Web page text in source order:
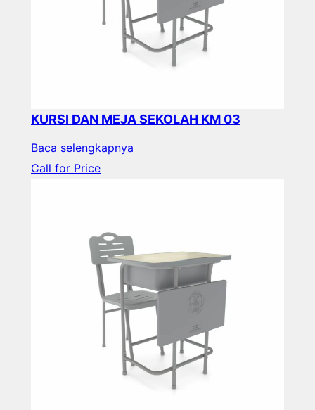
KURSI DAN MEJA SEKOLAH KM 03
Baca selengkapnya
Call for Price